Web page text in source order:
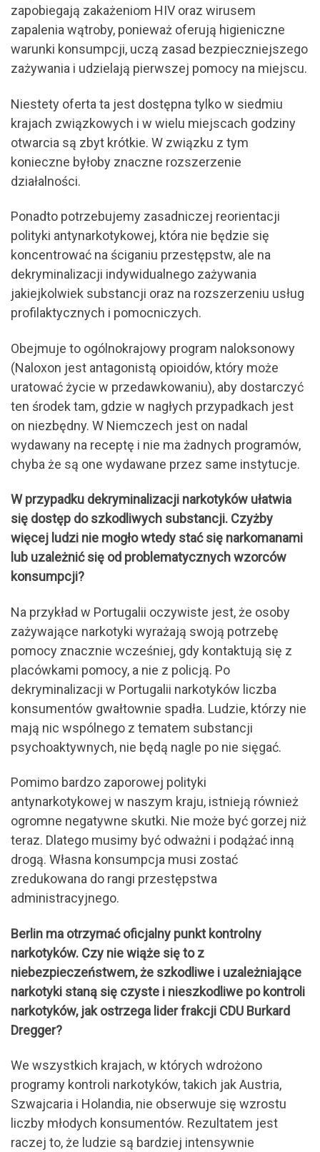
zapobiegają zakażeniom HIV oraz wirusem
zapalenia wątroby, ponieważ oferują higieniczne
warunki konsumpcji, uczą zasad bezpieczniejszego
zażywania i udzielają pierwszej pomocy na miejscu.
Niestety oferta ta jest dostępna tylko w siedmiu
krajach związkowych i w wielu miejscach godziny
otwarcia są zbyt krótkie. W związku z tym
konieczne byłoby znaczne rozszerzenie
działalności.
Ponadto potrzebujemy zasadniczej reorientacji
polityki antynarkotykowej, która nie będzie się
koncentrować na ściganiu przestępstw, ale na
dekryminalizacji indywidualnego zażywania
jakiejkolwiek substancji oraz na rozszerzeniu usług
profilaktycznych i pomocniczych.
Obejmuje to ogólnokrajowy program naloksonowy
(Naloxon jest antagonistą opioidów, który może
uratować życie w przedawkowaniu), aby dostarczyć
ten środek tam, gdzie w nagłych przypadkach jest
on niezbędny. W Niemczech jest on nadal
wydawany na receptę i nie ma żadnych programów,
chyba że są one wydawane przez same instytucje.
W przypadku dekryminalizacji narkotyków ułatwia
się dostęp do szkodliwych substancji. Czyżby
więcej ludzi nie mogło wtedy stać się narkomanami
lub uzależnić się od problematycznych wzorców
konsumpcji?
Na przykład w Portugalii oczywiste jest, że osoby
zażywające narkotyki wyrażają swoją potrzebę
pomocy znacznie wcześniej, gdy kontaktują się z
placówkami pomocy, a nie z policją. Po
dekryminalizacji w Portugalii narkotyków liczba
konsumentów gwałtownie spadła. Ludzie, którzy nie
mają nic wspólnego z tematem substancji
psychoaktywnych, nie będą nagle po nie sięgać.
Pomimo bardzo zaporowej polityki
antynarkotykowej w naszym kraju, istnieją również
ogromne negatywne skutki. Nie może być gorzej niż
teraz. Dlatego musimy być odważni i podążać inną
drogą. Własna konsumpcja musi zostać
zredukowana do rangi przestępstwa
administracyjnego.
Berlin ma otrzymać oficjalny punkt kontrolny
narkotyków. Czy nie wiąże się to z
niebezpieczeństwem, że szkodliwe i uzależniające
narkotyki staną się czyste i nieszkodliwe po kontroli
narkotyków, jak ostrzega lider frakcji CDU Burkard
Dregger?
We wszystkich krajach, w których wdrożono
programy kontroli narkotyków, takich jak Austria,
Szwajcaria i Holandia, nie obserwuje się wzrostu
liczby młodych konsumentów. Rezultatem jest
raczej to, że ludzie są bardziej intensywnie